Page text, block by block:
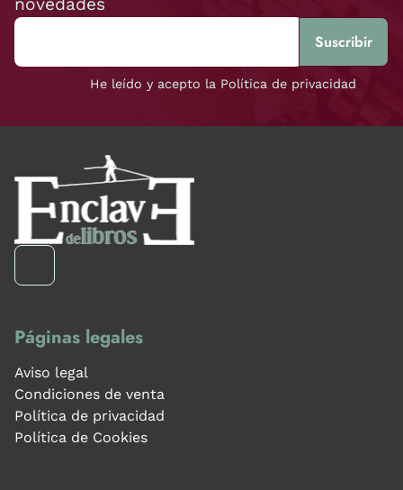
He leído y acepto la Política de privacidad
Páginas legales
Aviso legal
Condiciones de venta
Política de privacidad
Política de Cookies